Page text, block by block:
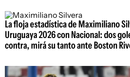
La floja estadística de Maximiliano
Uruguaya 2026 con Nacional: dos
contra, mirá su tanto ante Boston